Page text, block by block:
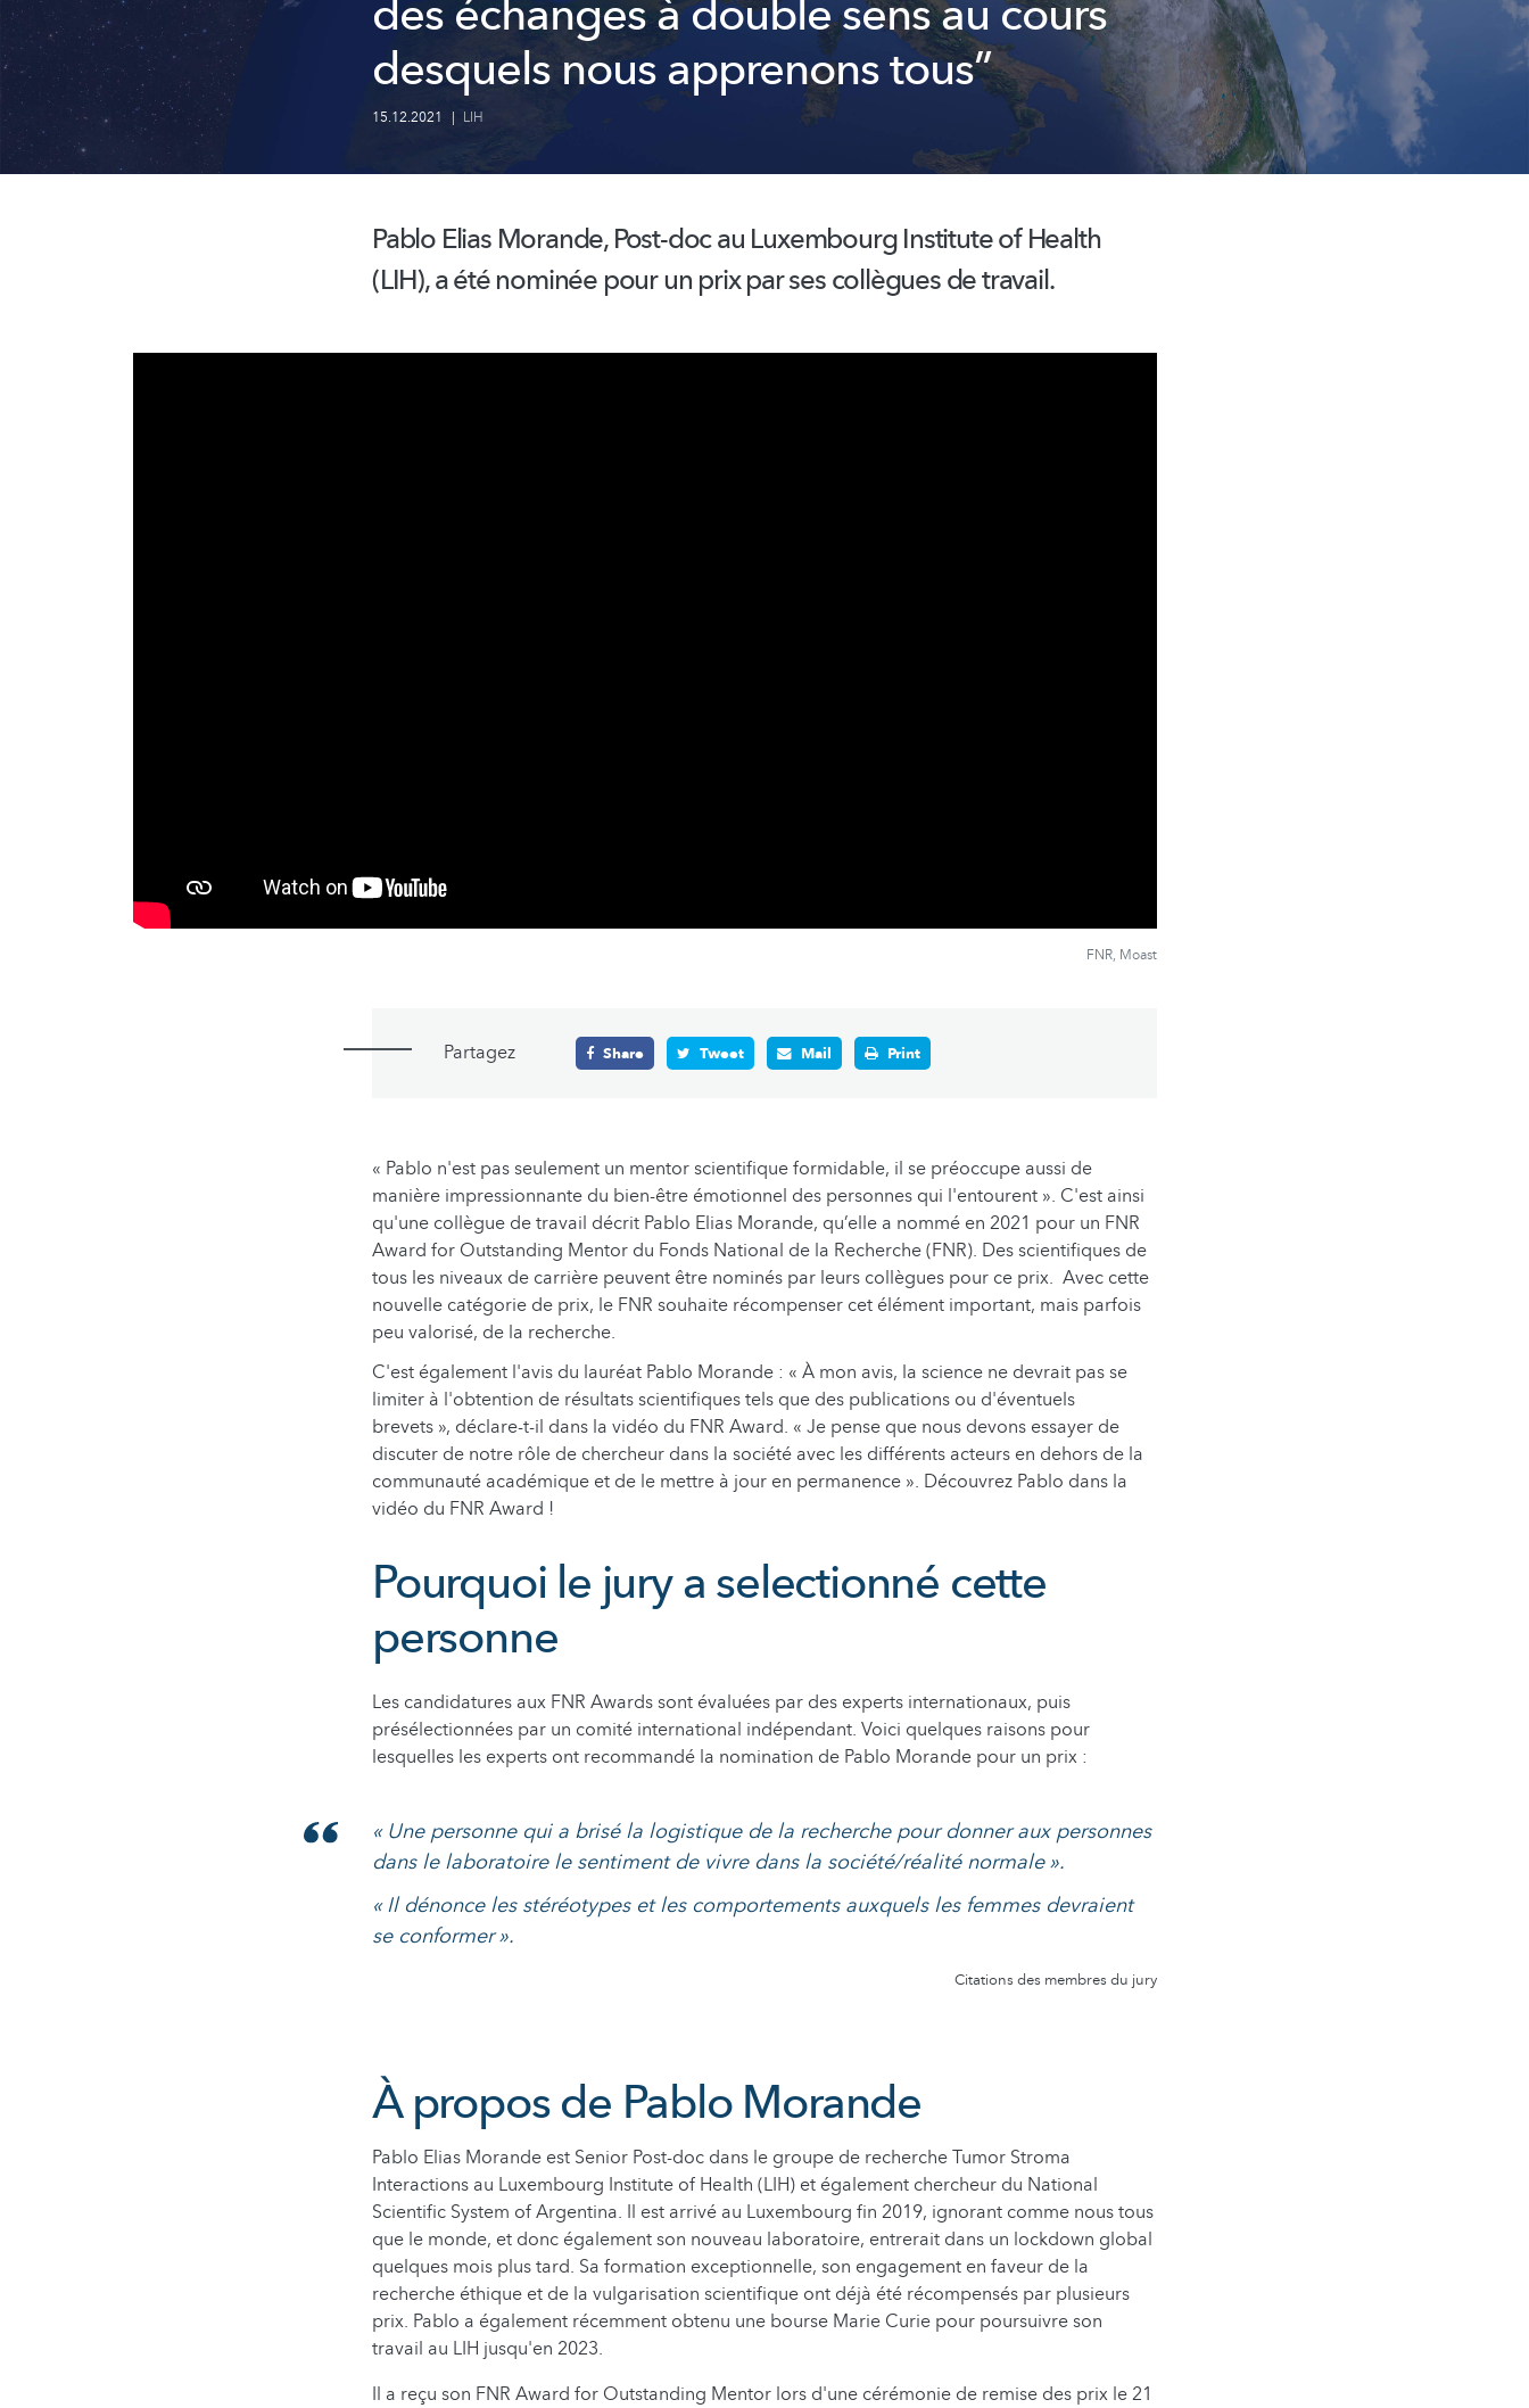
des échanges à double sens au cours
desquels nous apprenons tous”
15.12.2021 | LIH
Pablo Elias Morande, Post-doc au Luxembourg Institute of Health
(LIH), a été nominée pour un prix par ses collègues de travail.
FNR, Moast
Partagez Share Tweet Mail Print
« Pablo n'est pas seulement un mentor scientifique formidable, il se préoccupe aussi de
manière impressionnante du bien-être émotionnel des personnes qui l'entourent ». C'est ainsi
qu'une collègue de travail décrit Pablo Elias Morande, qu’elle a nommé en 2021 pour un FNR
Award for Outstanding Mentor du Fonds National de la Recherche (FNR). Des scientifiques de
tous les niveaux de carrière peuvent être nominés par leurs collègues pour ce prix. Avec cette
nouvelle catégorie de prix, le FNR souhaite récompenser cet élément important, mais parfois
peu valorisé, de la recherche.
C'est également l'avis du lauréat Pablo Morande : « À mon avis, la science ne devrait pas se
limiter à l'obtention de résultats scientifiques tels que des publications ou d'éventuels
brevets », déclare-t-il dans la vidéo du FNR Award. « Je pense que nous devons essayer de
discuter de notre rôle de chercheur dans la société avec les différents acteurs en dehors de la
communauté académique et de le mettre à jour en permanence ». Découvrez Pablo dans la
vidéo du FNR Award !
Pourquoi le jury a selectionné cette
personne
Les candidatures aux FNR Awards sont évaluées par des experts internationaux, puis
présélectionnées par un comité international indépendant. Voici quelques raisons pour
lesquelles les experts ont recommandé la nomination de Pablo Morande pour un prix :
« Une personne qui a brisé la logistique de la recherche pour donner aux personnes
dans le laboratoire le sentiment de vivre dans la société/réalité normale ».
« Il dénonce les stéréotypes et les comportements auxquels les femmes devraient
se conformer ».
Citations des membres du jury
À propos de Pablo Morande
Pablo Elias Morande est Senior Post-doc dans le groupe de recherche Tumor Stroma
Interactions au Luxembourg Institute of Health (LIH) et également chercheur du National
Scientific System of Argentina. Il est arrivé au Luxembourg fin 2019, ignorant comme nous tous
que le monde, et donc également son nouveau laboratoire, entrerait dans un lockdown global
quelques mois plus tard. Sa formation exceptionnelle, son engagement en faveur de la
recherche éthique et de la vulgarisation scientifique ont déjà été récompensés par plusieurs
prix. Pablo a également récemment obtenu une bourse Marie Curie pour poursuivre son
travail au LIH jusqu'en 2023.
Il a reçu son FNR Award for Outstanding Mentor lors d'une cérémonie de remise des prix le 21